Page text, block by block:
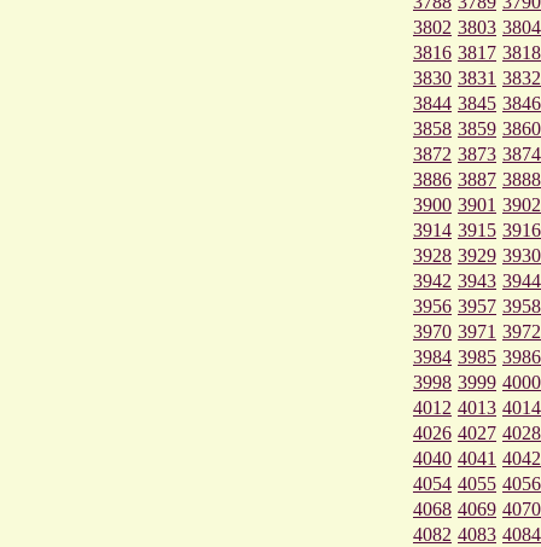
3802 3803 3804
3816 3817 3818
3830 3831 3832
3844 3845 3846
3858 3859 3860
3872 3873 3874
3886 3887 3888
3900 3901 3902
3914 3915 3916
3928 3929 3930
3942 3943 3944
3956 3957 3958
3970 3971 3972
3984 3985 3986
3998 3999 4000
4012 4013 4014
4026 4027 4028
4040 4041 4042
4054 4055 4056
4068 4069 4070
4082 4083 4084